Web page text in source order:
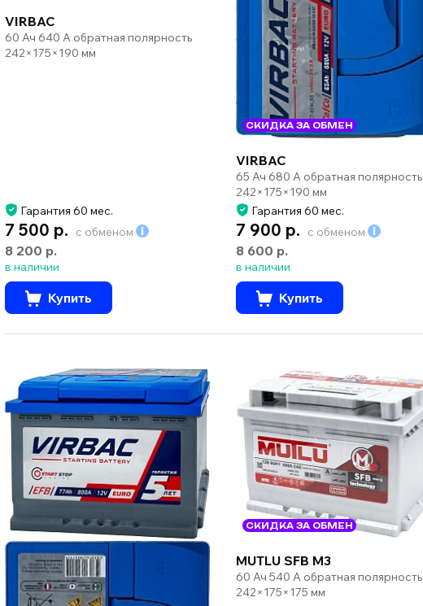
VIRBAC
60 Ач 640 А обратная полярность
242×175×190 мм
Гарантия 60 мес.
7 500 р. с обменом
8 200 р.
в наличии
Купить
СКИДКА ЗА ОБМЕН
VIRBAC
65 Ач 680 А обратная полярность
242×175×190 мм
Гарантия 60 мес.
7 900 р. с обменом
8 600 р.
в наличии
Купить
СКИДКА ЗА ОБМЕН
MUTLU SFB M3
60 Ач 540 А обратная полярность
242×175×175 мм